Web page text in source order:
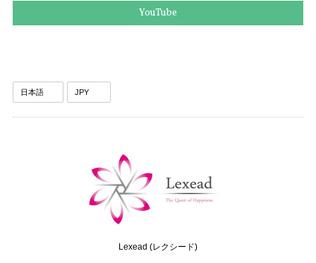
2025/08/28
YouTube
Lexead (レクシード)